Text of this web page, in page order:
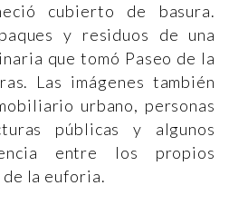
cubierto de basura.
y residuos de una
que tomó Paseo de la
Las imágenes también
urbano, personas
públicas y algunos
entre los propios
la euforia.